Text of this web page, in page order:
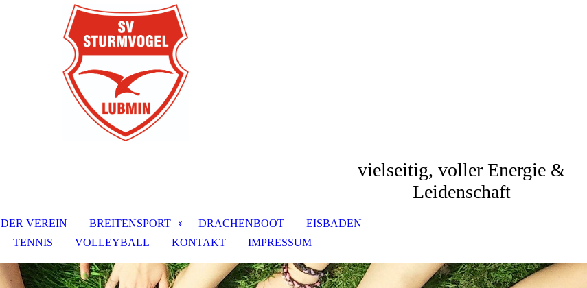
vielseitig, voller Energie &
Leidenschaft
DER VEREIN BREITENSPORT DRACHENBOOT
EISBADEN
TENNIS VOLLEYBALL KONTAKT IMPRESSUM